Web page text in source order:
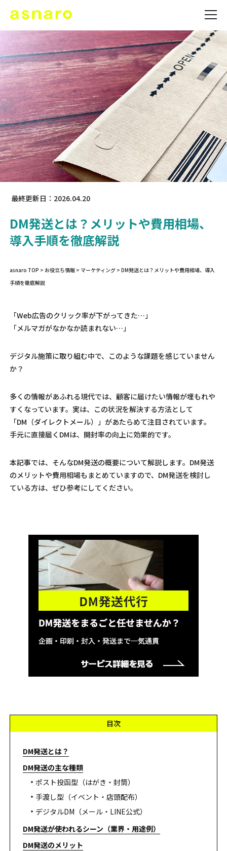
最終更新日：2026.04.20
DM発送とは？メリットや費用相場、
導入手順を徹底解説
asnaro TOP > お役立ち情報> マーケティング> DM発送とは？メリットや費用相場、導入
手順を徹底解説
「Web広告のクリック率が下がってきた…」
「メルマガがなかなか読まれない…」
デジタル施策に取り組む中で、このような課題を感じていません
か？
多くの情報があふれる現代では、顧客に届けたい情報が埋もれや
すくなっています。実は、この状況を解決する方法として
「DM（ダイレクトメール）」があたらめて注目されています。
手元に直接届くDMは、開封率の向上に効果的です。
本記事では、そんなDM発送の概要について解説します。DM発送
のメリットや費用相場もまとめていますので、DM発送を検討し
ている方は、ぜひ参考にしてください。
目次
DM発送とは？
DM発送の主な種類
ポスト投函型（はがき・封筒）
手渡し型（イベント・店頭配布）
デジタルDM（メール・LINE公式）
DM発送が使われるシーン（業界・用途例）
DM発送のメリット